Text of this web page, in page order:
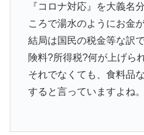
『コロナ対応』を大義名
ころで湯水のようにお金
結局は国民の税金等な訳
険料?所得税?何が上げら
それでなくても、食料品
すると言っていますよね。